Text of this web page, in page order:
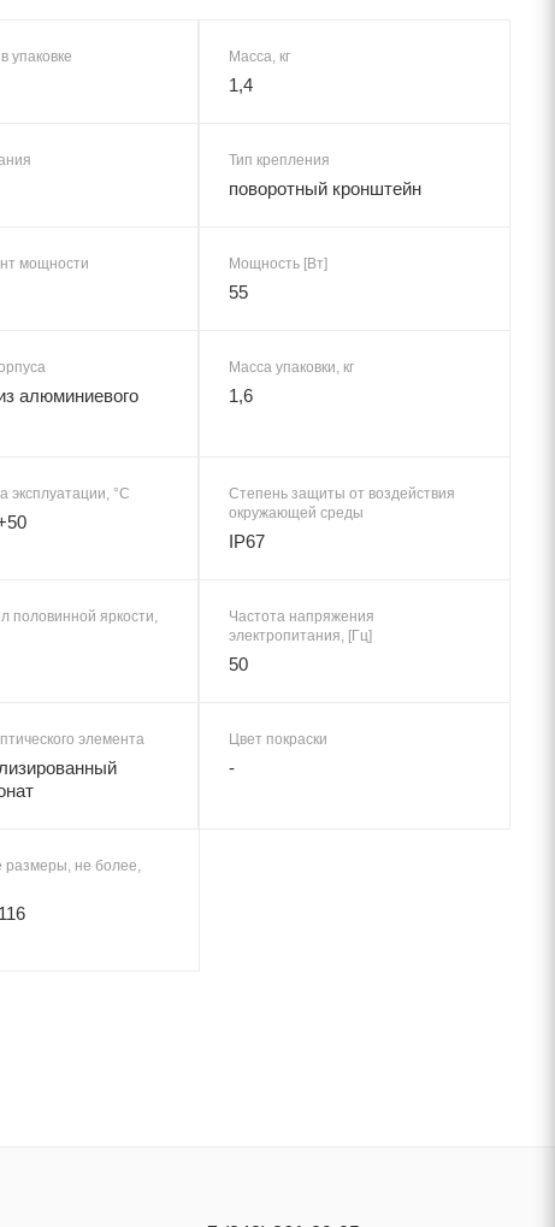
упаковке Масса, кг
1,4
Тип крепления
поворотный кронштейн
мощности Мощность [Вт]
55
алюминиевого
Масса упаковки, кг
1,6
эксплуатации, °C
Степень защиты от воздействия
окружающей среды
IP67
половинной яркости,
Частота напряжения
электропитания, [Гц]
50
элемента Цвет покраски
-
размеры, не более,